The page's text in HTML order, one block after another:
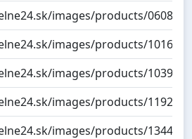
images/products/
images/products/
images/products/
images/products/
images/products/